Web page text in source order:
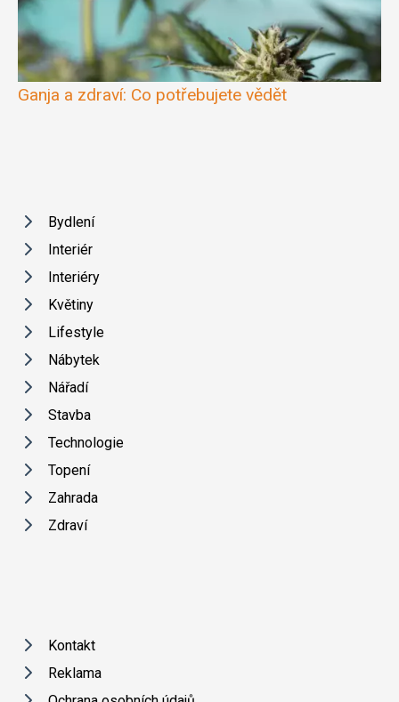
Ganja a zdraví: Co potřebujete vědět
Bydlení
Interiér
Interiéry
Květiny
Lifestyle
Nábytek
Nářadí
Stavba
Technologie
Topení
Zahrada
Zdraví
Kontakt
Reklama